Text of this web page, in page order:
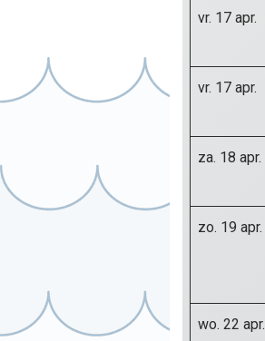
vr. 17 apr.
vr. 17 apr.
za. 18 apr.
zo. 19 apr.
wo. 22 apr.